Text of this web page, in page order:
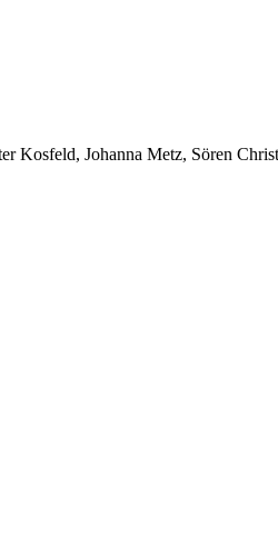
Kosfeld, Johanna Metz, Sören